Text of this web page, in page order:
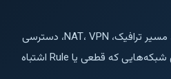
پیاده‌سازی فایروال فقط نصب دستگاه و نوشتن چند Rule نیست. در این خدمت، معماری Zone، مسیر ترافیک، NAT، VPN، دسترسی
مدیریتی، لاگ، مانیتورینگ و برنامه Rollback با نگاه عملیاتی طراحی و بازبینی می‌شود؛ مخصوص شبکه‌هایی که قطعی یا Rule اشتباه